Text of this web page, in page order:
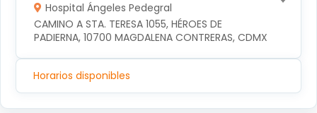
Hospital Ángeles Pedegral
CAMINO A STA. TERESA 1055, HÉROES DE
PADIERNA, 10700 MAGDALENA CONTRERAS, CDMX
Horarios disponibles